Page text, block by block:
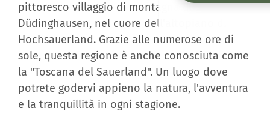
pittoresco villaggio di montagna di
Düdinghausen, nel cuore dell'altopiano di
Hochsauerland. Grazie alle numerose ore di
sole, questa regione è anche conosciuta come
la "Toscana del Sauerland". Un luogo dove
potrete godervi appieno la natura, l'avventura
e la tranquillità in ogni stagione.